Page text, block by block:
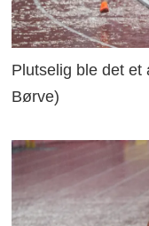
Plutselig ble det
Børve)